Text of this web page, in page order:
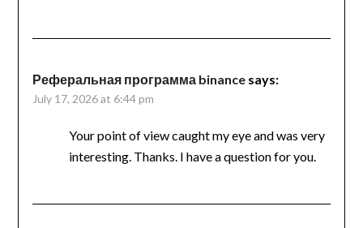
Реферальная программа binance says:
July 17, 2026 at 6:44 pm
Your point of view caught my eye and was very
interesting. Thanks. I have a question for you.